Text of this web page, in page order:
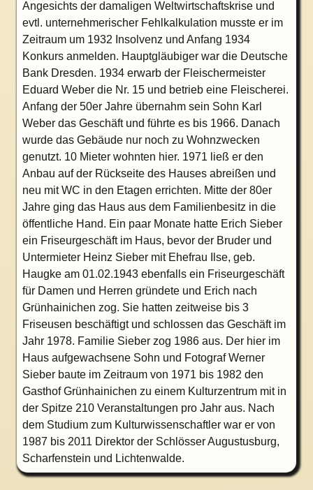
Angesichts der damaligen Weltwirtschaftskrise und
evtl. unternehmerischer Fehlkalkulation musste er im
Zeitraum um 1932 Insolvenz und Anfang 1934
Konkurs anmelden. Hauptgläubiger war die Deutsche
Bank Dresden. 1934 erwarb der Fleischermeister
Eduard Weber die Nr. 15 und betrieb eine Fleischerei.
Anfang der 50er Jahre übernahm sein Sohn Karl
Weber das Geschäft und führte es bis 1966. Danach
wurde das Gebäude nur noch zu Wohnzwecken
genutzt. 10 Mieter wohnten hier. 1971 ließ er den
Anbau auf der Rückseite des Hauses abreißen und
neu mit WC in den Etagen errichten. Mitte der 80er
Jahre ging das Haus aus dem Familienbesitz in die
öffentliche Hand. Ein paar Monate hatte Erich Sieber
ein Friseurgeschäft im Haus, bevor der Bruder und
Untermieter Heinz Sieber mit Ehefrau Ilse, geb.
Haugke am 01.02.1943 ebenfalls ein Friseurgeschäft
für Damen und Herren gründete und Erich nach
Grünhainichen zog. Sie hatten zeitweise bis 3
Friseusen beschäftigt und schlossen das Geschäft im
Jahr 1978. Familie Sieber zog 1986 aus. Der hier im
Haus aufgewachsene Sohn und Fotograf Werner
Sieber baute im Zeitraum von 1971 bis 1982 den
Gasthof Grünhainichen zu einem Kulturzentrum mit in
der Spitze 210 Veranstaltungen pro Jahr aus. Nach
dem Studium zum Kulturwissenschaftler war er von
1987 bis 2011 Direktor der Schlösser Augustusburg,
Scharfenstein und Lichtenwalde.